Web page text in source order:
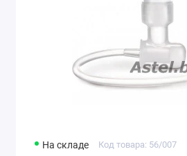
На складе Код товара: 56/007